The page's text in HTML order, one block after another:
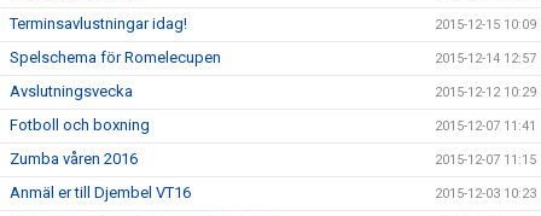
Terminsavlustningar idag! 2015-12-15 10:09
Spelschema för Romelecupen 2015-12-14 12:57
Avslutningsvecka 2015-12-12 10:29
Fotboll och boxning 2015-12-07 11:41
Zumba våren 2016 2015-12-07 11:15
Anmäl er till Djembel VT16 2015-12-03 10:23